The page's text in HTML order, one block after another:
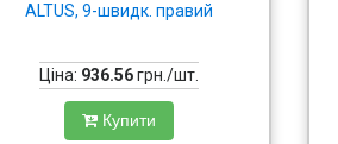
ALTUS, 9-швидк. правий
Ціна: 936.56грн./шт.
Купити